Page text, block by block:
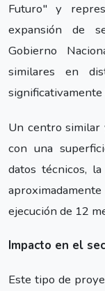
Futuro" y
expansión de
Gobierno
similares en
significativamente
Un centro similar
con una
datos técnicos,
ejecución de 12
Impacto en el
Este tipo de